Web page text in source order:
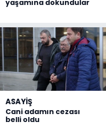
yaşamına dokundular
ASAYİŞ
Cani adamın cezası
belli oldu